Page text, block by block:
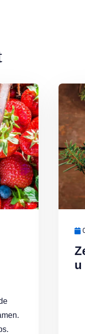
de (moes)tuin doet u zó
u
Lees